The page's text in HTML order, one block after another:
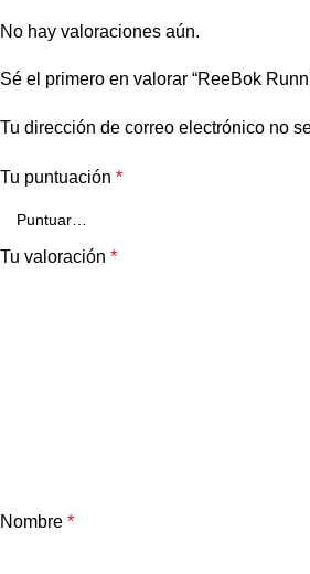
No hay valoraciones aún.
Sé el primero en valorar “ReeBok
Tu dirección de correo electrónico no
Tu puntuación *
Tu valoración *
Nombre *